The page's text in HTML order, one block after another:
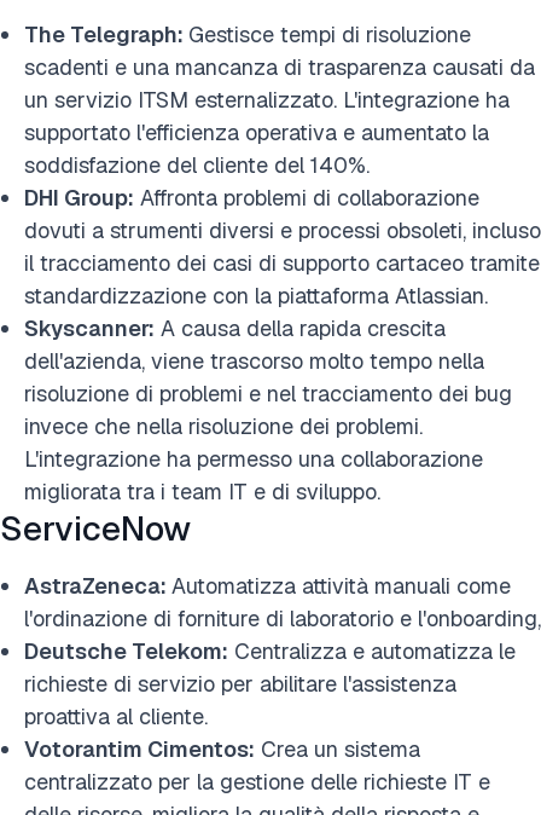
The Telegraph: Gestisce tempi di risoluzione
scadenti e una mancanza di trasparenza causati da
un servizio ITSM esternalizzato. L'integrazione ha
supportato l'efficienza operativa e aumentato la
soddisfazione del cliente del 140%.
DHI Group: Affronta problemi di collaborazione
dovuti a strumenti diversi e processi obsoleti, incluso
il tracciamento dei casi di supporto cartaceo tramite
standardizzazione con la piattaforma Atlassian.
Skyscanner: A causa della rapida crescita
dell'azienda, viene trascorso molto tempo nella
risoluzione di problemi e nel tracciamento dei bug
invece che nella risoluzione dei problemi.
L'integrazione ha permesso una collaborazione
migliorata tra i team IT e di sviluppo.
ServiceNow
AstraZeneca: Automatizza attività manuali come
l'ordinazione di forniture di laboratorio e l'onboarding,
Deutsche Telekom: Centralizza e automatizza le
richieste di servizio per abilitare l'assistenza
proattiva al cliente.
Votorantim Cimentos: Crea un sistema
centralizzato per la gestione delle richieste IT e